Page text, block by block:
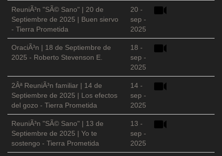
ReuniÃ³n "SÃ© Sano" | 20 de
Septiembre de 2025 | Buen siervo
- Tierra Prometida
20 -
sep -
2025
OraciÃ³n | 18 de Septiembre de
2025 - Roberto Stevenson E.
18 -
sep -
2025
2Âª ReuniÃ³n familiar | 14 de
Septiembre de 2025 | Los efectos
del gozo - Tierra Prometida
14 -
sep -
2025
ReuniÃ³n "SÃ© Sano" | 13 de
Septiembre de 2025 | Yo te
sostengo - Tierra Prometida
13 -
sep -
2025